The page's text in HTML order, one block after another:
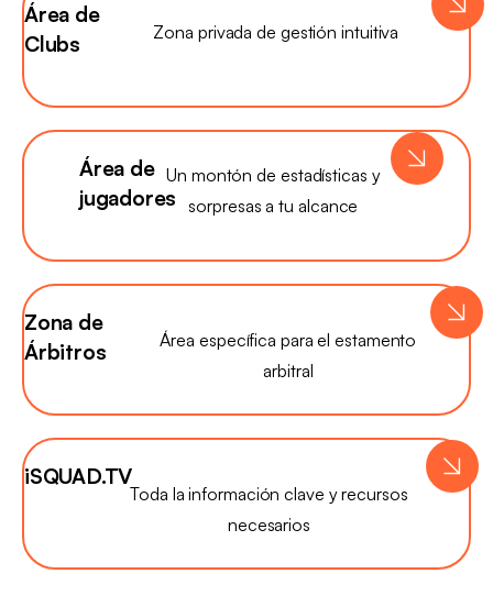
Área de
Clubs
Zona privada de gestión intuitiva
Área de
jugadores
Un montón de estadísticas y
sorpresas a tu alcance
Zona de
Árbitros
Área específica para el estamento
arbitral
iSQUAD.TV
Toda la información clave y recursos
necesarios